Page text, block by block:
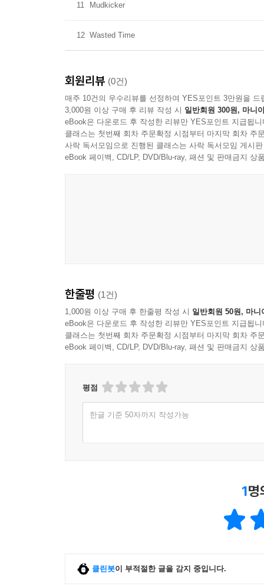
11 Mudkicker
12 Wasted Time
회원리뷰 (0건)
매주 10건의 우수리뷰를 선정하여 YES포인트 3만원을 드
3,000원 이상 구매 후 리뷰 작성 시 일반회원 300원, 마니
eBook은 다운로드 후 작성한 리뷰만 YES포인트 지급됩니
클래스는 첫번째 회차 주문확정 시점부터 마지막 회차 주
사락 독서모임으로 진행된 클래스는 사락 독서모임 게시
eBook 페이백, CD/LP, DVD/Blu-ray, 패션 및 판매금지 상
한줄평 (1건)
1,000원 이상 구매 후 한줄평 작성 시 일반회원 50원, 마니
eBook은 다운로드 후 작성한 리뷰만 YES포인트 지급됩니
클래스는 첫번째 회차 주문확정 시점부터 마지막 회차 주
eBook 페이백, CD/LP, DVD/Blu-ray, 패션 및 판매금지 상
평점
한글 기준 50자까지 작성가능
1명
클린봇이 부적절한 글을 감지 중입니다.